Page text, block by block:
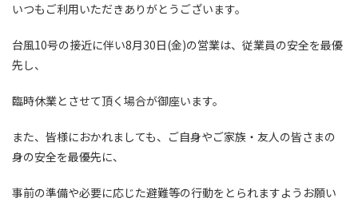
いつもご利用いただきありがとうございます。
台風10号の接近に伴い8月30日(金)の営業は、従業員の安全を最優
先し、
臨時休業とさせて頂く場合が御座います。
また、皆様におかれましても、ご自身やご家族・友人の皆さまの
身の安全を最優先に、
事前の準備や必要に応じた避難等の行動をとられますようお願い